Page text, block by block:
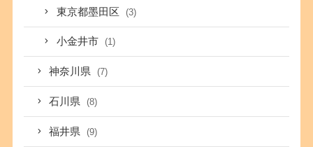
東京都墨田区 (3)
小金井市 (1)
神奈川県 (7)
石川県 (8)
福井県 (9)